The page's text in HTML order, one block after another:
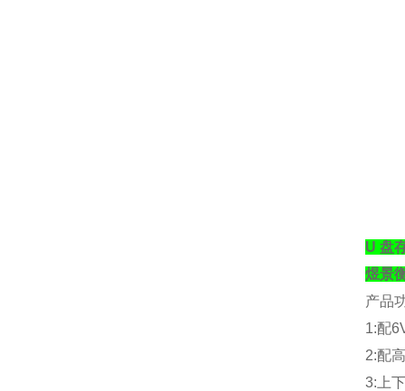
U 盘
煜景
产品
1:配
2:配
3: 上